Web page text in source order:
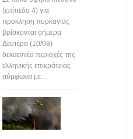
(επίπεδο 4) για
πρόκληση πυρκαγιάς
βρίσκονται σήμερα
Δευτέρα (10/08)
δεκαεννέα περιοχές της
ελληνικής επικράτειας
σύμφωνα με…